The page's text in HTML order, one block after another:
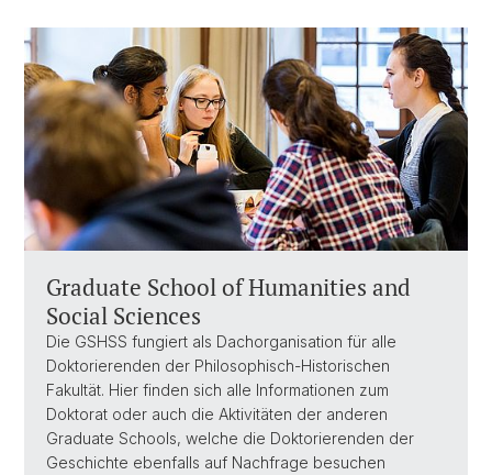
Graduate School of Humanities and
Social Sciences
Die GSHSS fungiert als Dachorganisation für alle
Doktorierenden der Philosophisch-Historischen
Fakultät. Hier finden sich alle Informationen zum
Doktorat oder auch die Aktivitäten der anderen
Graduate Schools, welche die Doktorierenden der
Geschichte ebenfalls auf Nachfrage besuchen